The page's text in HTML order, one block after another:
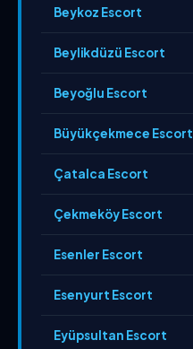
Beykoz Escort
Beylikdüzü Escort
Beyoğlu Escort
Büyükçekmece Escort
Çatalca Escort
Çekmeköy Escort
Esenler Escort
Esenyurt Escort
Eyüpsultan Escort